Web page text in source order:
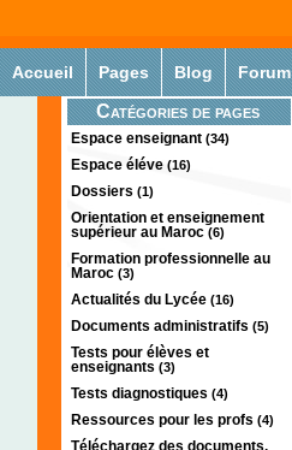
Accueil Pages Blog Forum
Catégories de pages
Espace enseignant (34)
Espace éléve (16)
Dossiers (1)
Orientation et enseignement
supérieur au Maroc (6)
Formation professionnelle au
Maroc (3)
Actualités du Lycée (16)
Documents administratifs (5)
Tests pour élèves et
enseignants (3)
Tests diagnostiques (4)
Ressources pour les profs (4)
Téléchargez des documents,